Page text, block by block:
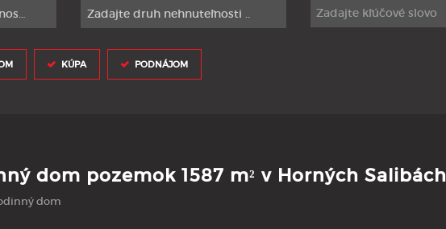
.. Zadajte druh nehnuteľnosti ..
KÚPA PODNÁJOM
dom pozemok 1587 m² v Horných Salibách
dom